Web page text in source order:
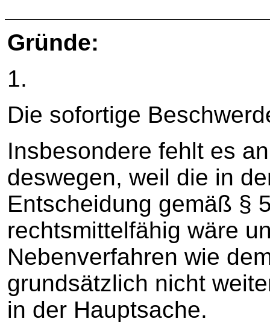
Gründe:
1.
Die sofortige
Insbesondere fehlt es
deswegen, weil die in
Entscheidung gemäß §
rechtsmittelfähig wäre
Nebenverfahren wie
grundsätzlich nicht
in der Hauptsache.